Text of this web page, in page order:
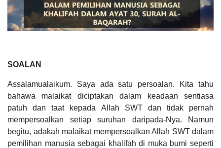
SOALAN
Assalamualaikum. Saya ada satu persoalan. Kita tahu
bahawa malaikat diciptakan dalam keadaan sentiasa
patuh dan taat kepada Allah SWT dan tidak pernah
mempersoalkan setiap suruhan daripada-Nya. Namun
begitu, adakah malaikat mempersoalkan Allah SWT dalam
pemilihan manusia sebagai khalifah di muka bumi seperti